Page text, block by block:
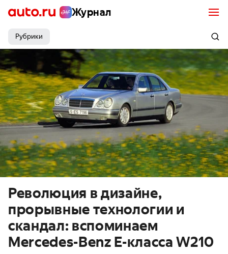
Журнал
Рубрики
Революция в дизайне,
прорывные технологии и
скандал: вспоминаем
Mercedes-Benz E-класса W210